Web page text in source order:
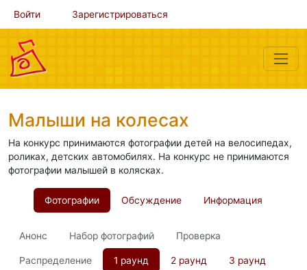
Войти Зарегистрироваться
Малыши на колесах
На конкурс принимаются фотографии детей на велосипедах,
роликах, детских автомобилях. На конкурс не принимаются
фотографии малышей в колясках.
Фотографии Обсуждение Информация
Анонс Набор фотографий Проверка
Распределение 1 раунд 2 раунд 3 раунд